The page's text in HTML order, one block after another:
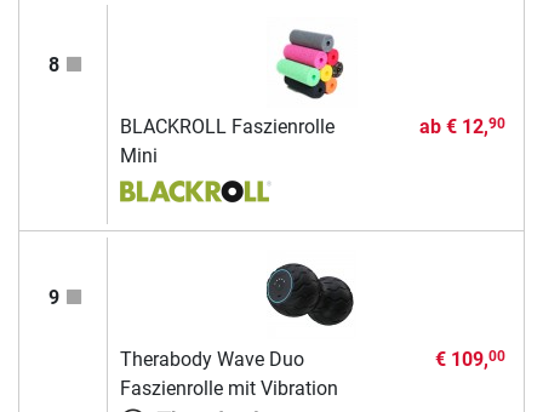
8
BLACKROLL Faszienrolle
Mini
ab € 12,90
9
Therabody Wave Duo
Faszienrolle mit Vibration
€ 109,00